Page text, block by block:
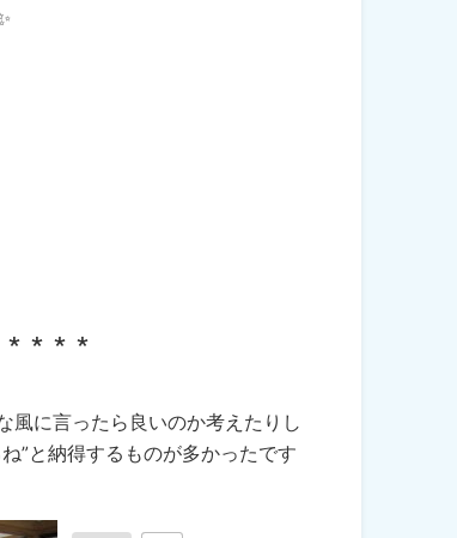
∗ ∗ ∗
風に言ったら良いのか考えたりし
”と納得するものが多かったです